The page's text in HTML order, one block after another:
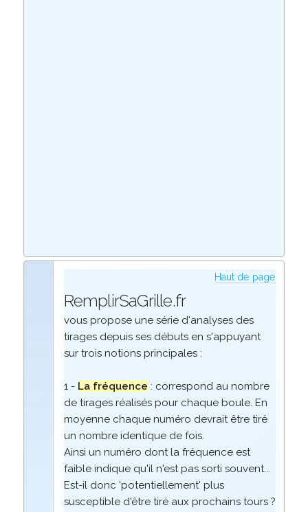
Haut de page
RemplirSaGrille.fr
vous propose une série d'analyses des
tirages depuis ses débuts en s'appuyant
sur trois notions principales :
1 - La fréquence : correspond au nombre
de tirages réalisés pour chaque boule. En
moyenne chaque numéro devrait être tiré
un nombre identique de fois.
Ainsi un numéro dont la fréquence est
faible indique qu'il n'est pas sorti souvent...
Est-il donc 'potentiellement' plus
susceptible d'être tiré aux prochains tours ?